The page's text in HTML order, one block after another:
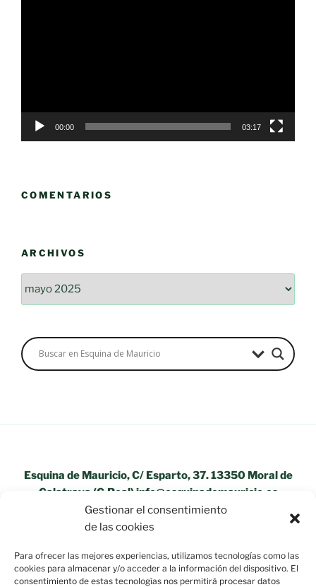
Gestionar el consentimiento
de las cookies
Para ofrecer las mejores experiencias, utilizamos tecnologías como las
cookies para almacenar y/o acceder a la información del dispositivo. El
consentimiento de estas tecnologías nos permitirá procesar datos
00:00 03:17
COMENTARIOS
ARCHIVOS
Archivos
Esquina de Mauricio, C/ Esparto, 37. 13350 Moral de
Calatrava (C.Real) info@esquinademauricio.es
«Aviso Legal»